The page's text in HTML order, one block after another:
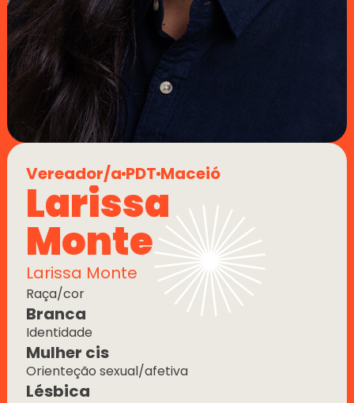
Vereador/a PDT Maceió
Larissa
Monte
Larissa Monte
Branca
Raça/cor
Mulher cis
Identidade
Lésbica
Orienteção sexual/afetiva